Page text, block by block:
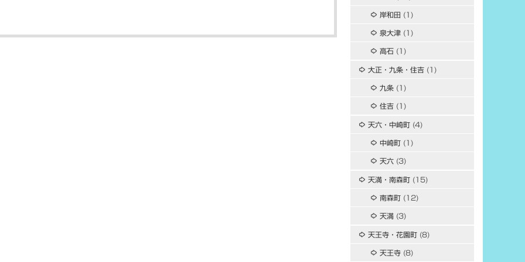
岸和田 (1)
泉大津 (1)
高石 (1)
大正・九条・住吉 (1)
九条 (1)
住吉 (1)
天六・中崎町 (4)
中崎町 (1)
天六 (3)
天満・南森町 (15)
南森町 (12)
天満 (3)
天王寺・花園町 (8)
天王寺 (8)